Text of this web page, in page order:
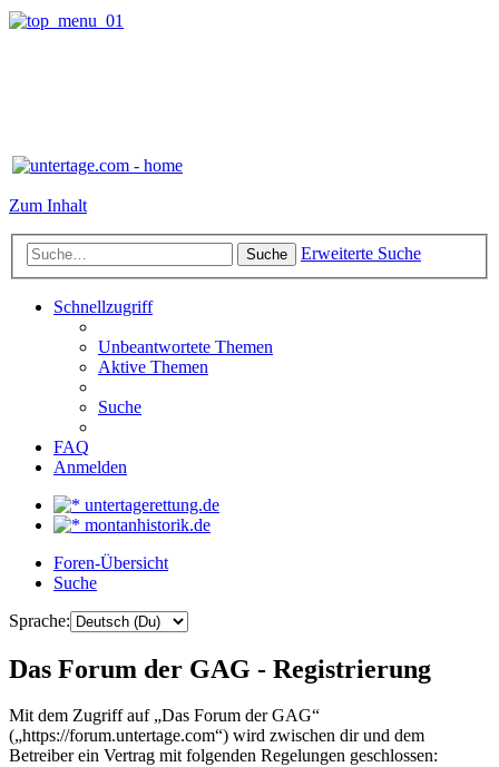
Zum Inhalt
Suche Erweiterte Suche
Schnellzugriff
Unbeantwortete Themen
Aktive Themen
Suche
FAQ
Anmelden
untertagerettung.de
montanhistorik.de
Foren-Übersicht
Suche
Sprache:
Das Forum der GAG - Registrierung
Mit dem Zugriff auf „Das Forum der GAG“
(„https://forum.untertage.com“) wird zwischen dir und dem
Betreiber ein Vertrag mit folgenden Regelungen geschlossen: